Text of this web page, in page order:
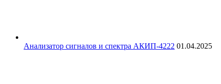
Анализатор сигналов и спектра АКИП-4222 01.04.2025